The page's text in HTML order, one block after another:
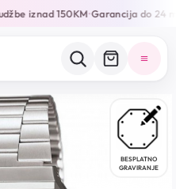
iznad 150KM•Garancija do 24
BESPLATNO
GRAVIRANJE